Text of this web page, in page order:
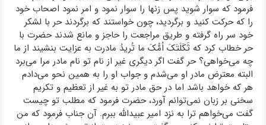
فرمود که سوار شوید پس زنها را سوار نمود و امر نمود اصحاب خود
را که حرکت کنید و برگردید، چون خواستند که برگردند حر با لشکر
خود سر راه گرفته و طریق مراجعت را حاجز و مانع شدند حضرت با
حر خطاب کرد که ثَکَلَتَکَ اُمُّکَ ما تُریدُ مادرت به عزایت بنشیند از ما
چه می‌خواهی؟ حر گفت اگر دیگری غیر از نام تو نام مادر مرا می‌برد
البته معترض مادر او می‌شدم و جواب او را به همین نحو می‌دادم
هر که خواهد باشد اما در حق مادر تو به غیر از تعظیم و تکریم
سخنی بر زبان نمی‌توانم آورد، حضرت فرمود که مطلب تو چیست
گفت می‌خواهم ترا به نزد امیر عبیدالله ببرم. آن جناب فرمود که من